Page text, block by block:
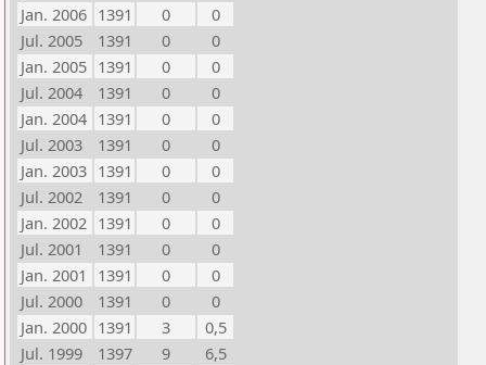
Jan. 2006 1391 0
0
Jul. 2005
1391 0
0
Jan. 2005 1391 0
0
Jul. 2004
1391 0
0
Jan. 2004 1391 0
0
Jul. 2003
1391 0
0
Jan. 2003 1391 0
0
Jul. 2002
1391 0
0
Jan. 2002 1391 0
0
Jul. 2001
1391 0
0
Jan. 2001
1391 0
0
Jul. 2000
1391 0
0
Jan. 2000 1391 3
0,5
Jul. 1999
1397 9
6,5